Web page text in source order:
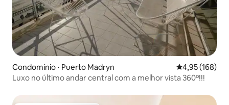
Condomínio ⋅ Puerto Madryn 4,95 de uma
4,95 (168)
Luxo no último andar central com a melhor vista 360º!!!